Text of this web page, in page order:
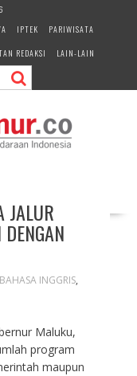
IPTEK
PARIWISATA
REDAKSI LAIN-LAIN
JALUR
BAHASA INGGRIS,
Maluku,
program
maupun